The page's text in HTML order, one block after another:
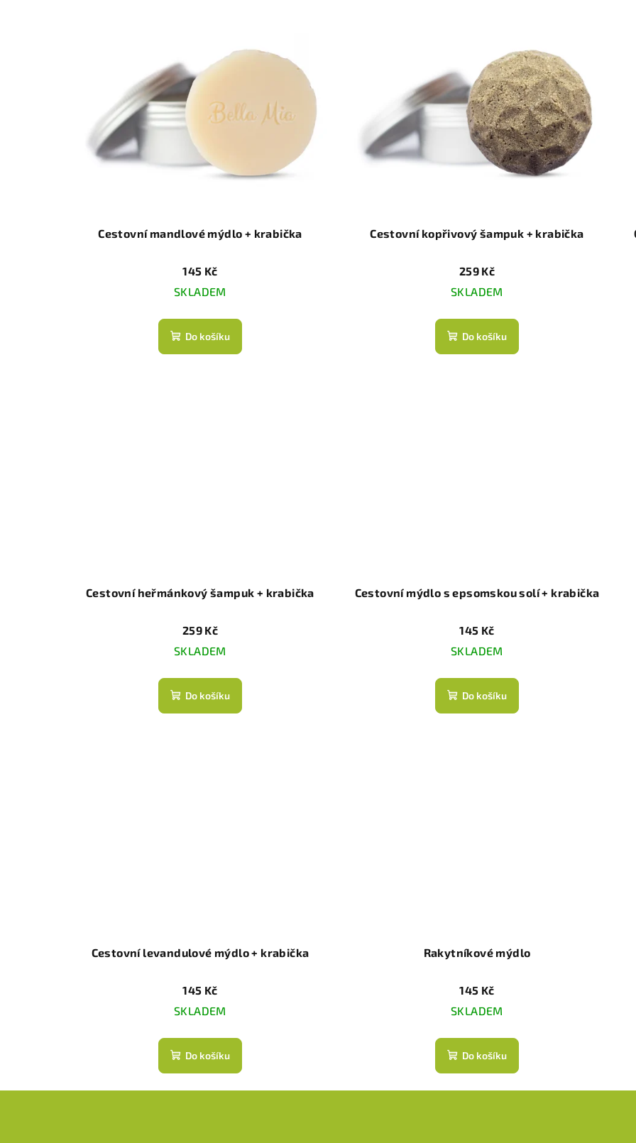
Cestovní mandlové mýdlo + krabička
145 Kč
SKLADEM
Do košíku
Cestovní kopřivový šampuk + krabička
259 Kč
SKLADEM
Do košíku
Cestovní heřmánkový šampuk + krabička
259 Kč
SKLADEM
Do košíku
Cestovní mýdlo s epsomskou solí + krabička
145 Kč
SKLADEM
Do košíku
Cestovní levandulové mýdlo + krabička
145 Kč
SKLADEM
Do košíku
Rakytníkové mýdlo
145 Kč
SKLADEM
Do košíku